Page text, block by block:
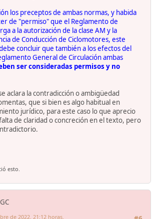
los preceptos de ambas normas, y habida
de "permiso" que el Reglamento de
a la autorización de la clase AM y la
de Conducción de Ciclomotores, este
concluir que también a los efectos del
General de Circulación ambas
ser consideradas permisos y no
aclara la contradicción o ambigüedad
que si bien es algo habitual en
jurídico, para este caso lo que aprecio
de claridad o concreción en el texto, pero
esto.
GC
de 2022. 21:12 horas.